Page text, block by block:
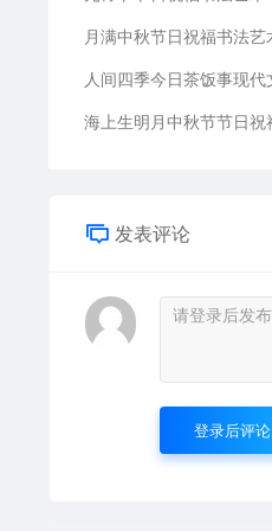
发表评论
登录后评论